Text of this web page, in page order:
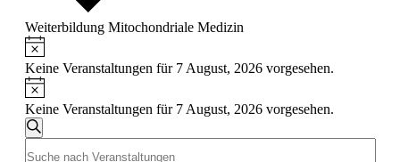
Weiterbildung Mitochondriale Medizin
Veranstaltungen
für
7
August,
2026
Hinweis
Keine Veranstaltungen für 7 August, 2026 vorgesehen.
Hinweis
Keine Veranstaltungen für 7 August, 2026 vorgesehen.
Veranstaltungen
Suche
Suche